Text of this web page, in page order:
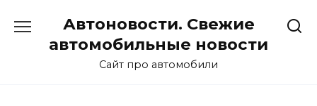
содержанию
Автоновости. Свежие
автомобильные новости
Сайт про автомобили